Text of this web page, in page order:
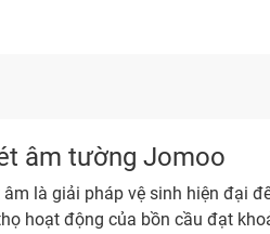
âm tường Jomoo
là giải pháp vệ sinh hiện đại
hoạt động của bồn cầu đạt